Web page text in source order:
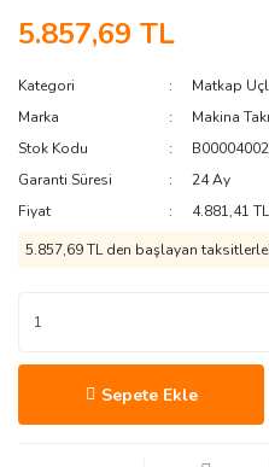
5.857,69 TL
Kategori
Matkap
Marka
Makina
Stok Kodu
Garanti Süresi
24 Ay
Fiyat
4.881,41
5.857,69 TL den başlayan
Sepete Ekle